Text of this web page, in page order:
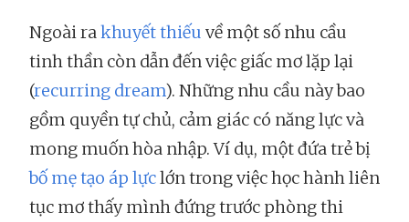
Ngoài rakhuyết thiếu về một số nhu cầu
tinh thần còn dẫn đến việc giấc mơ lặp lại
(recurring dream). Những nhu cầu này bao
gồm quyền tự chủ, cảm giác có năng lực và
mong muốn hòa nhập. Ví dụ, một đứa trẻ bị
bố mẹ tạo áp lựclớn trong việc học hành liên
tục mơ thấy mình đứng trước phòng thi